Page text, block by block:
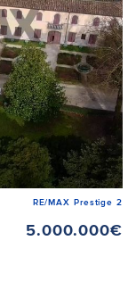
RE/MAX Prestige 2
5.000.000€